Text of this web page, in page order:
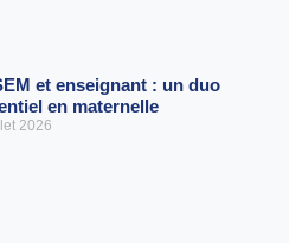
et enseignant : un duo
en maternelle
2026